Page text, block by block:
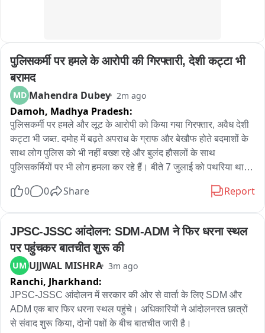
पुलिसकर्मी पर हमले के आरोपी की गिरफ्तारी, देशी कट्टा भी
बरामद
MD Mahendra Dubey 2m ago
Damoh, Madhya Pradesh:
पुलिसकर्मी पर हमले और लूट के आरोपी को किया गया गिरफ्तार, अवैध देशी
कट्टा भी जब्त. दमोह में बढ़ते अपराध के ग्राफ और बेखौफ होते बदमाशों के
साथ लोग पुलिस को भी नहीं बख्श रहे और बुलंद हौसलों के साथ
पुलिसकर्मियों पर भी लोग हमला कर रहे हैं। बीते 7 जुलाई को पथरिया थाना
पहुंची थी लेकिन खूबसिंह नाम के दबंग ने इस डायल112 की टीम पर ही
घटना ने पुलिस की काफी किरकिरी की और आरोपी की गिरफ्तारी पुलिस के
लिए चैलेंज थी, लगभग महीने भर बाद आखिरकार पथरिया पुलिस ने आरोपी
को गिरफ्तार कर लिया और उसके पास से एक देशी कट्टा और कारतूस भी
बरामद किए है। पुलिस पर हमले के आरोपी को कोर्ट में पेश करने से पहले
पुलिस ने शहर में उसका जुलूस भी निकाला और लोगों को संदेश दिया कि
अपराधियों को बक्शा नहीं जायेगा।
0 0 Share Report
JPSC-JSSC आंदोलन: SDM-ADM ने फिर धरना स्थल
पर पहुंचकर बातचीत शुरू की
UM UJJWAL MISHRA 3m ago
Ranchi, Jharkhand:
JPSC-JSSC आंदोलन में सरकार की ओर से वार्ता के लिए SDM और
ADM एक बार फिर धरना स्थल पहुंचे। अधिकारियों ने आंदोलनरत छात्रों
से संवाद शुरू किया, दोनों पक्षों के बीच बातचीत जारी है।